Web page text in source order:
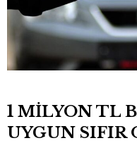
1 MİLYON TL
UYGUN SIFIR